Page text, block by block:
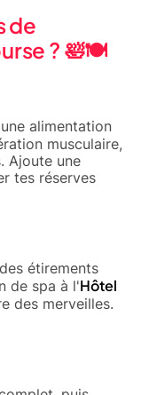
de
? 🛀🍽️
alimentation
musculaire,
Ajoute une
tes réserves
étirements
de spa à l'Hôtel
des merveilles.